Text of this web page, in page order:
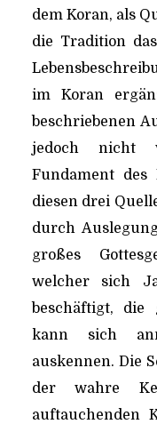
ISIS-
VonEfgani
dem Koran, als
die Tradition
im Koran
beschriebenen
jedoch nicht
Fundament
diesen drei
durch
großes
welcher sich
beschäftigt, die
kann sich
auskennen. Die
der wahre
auftauchenden